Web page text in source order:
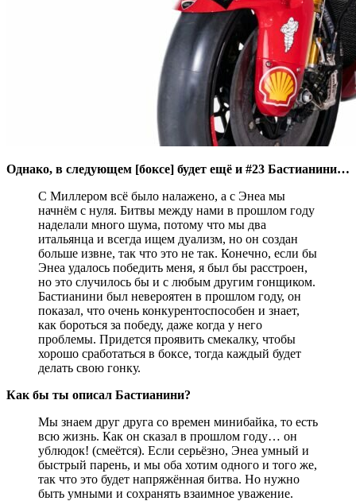
Однако, в следующем [боксе] будет ещё и #23 Бастианини…
С Миллером всё было налажено, а с Энеа мы
начнём с нуля. Битвы между нами в прошлом году
наделали много шума, потому что мы два
итальянца и всегда ищем дуализм, но он создан
больше извне, так что это не так. Конечно, если бы
Энеа удалось победить меня, я был бы расстроен,
но это случилось бы и с любым другим гонщиком.
Бастианини был невероятен в прошлом году, он
показал, что очень конкурентоспособен и знает,
как бороться за победу, даже когда у него
проблемы. Придется проявить смекалку, чтобы
хорошо сработаться в боксе, тогда каждый будет
делать свою гонку.
Как бы ты описал Бастианини?
Мы знаем друг друга со времен минибайка, то есть
всю жизнь. Как он сказал в прошлом году… он
ублюдок! (смеётся). Если серьёзно, Энеа умный и
быстрый парень, и мы оба хотим одного и того же,
так что это будет напряжённая битва. Но нужно
быть умными и сохранять взаимное уважение.